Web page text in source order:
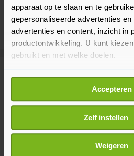
apparaat op te slaan en te
gepersonaliseerde advertenties
advertenties en content, inzicht in
productontwikkeling. U kunt
gebruikt en met welke doelen.
Als u het toestaat, willen we ook
Informatie verzamelen
locatie, die tot een paar meter
Uw apparaat identificeren
scannen op specifieke
Lees meer over hoe uw
Accepteren
Zelf instellen
Weigeren
Meer uit Sport
Wielrenner Lemmen voelde
pijn' na val voor winst in
11 uur geleden